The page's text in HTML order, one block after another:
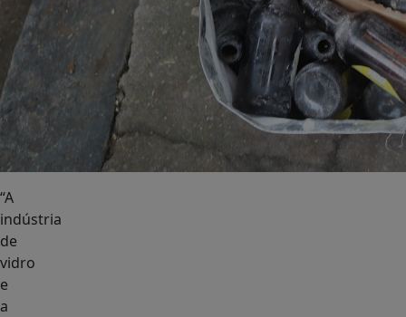
“A
indústria
de
vidro
e
a